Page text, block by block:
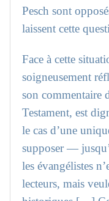
Pesch sont
laissent cette
Face à cette
soigneusement
son commentaire
Testament, est
le cas d’une
supposer —
les évangélistes
lecteurs, mais